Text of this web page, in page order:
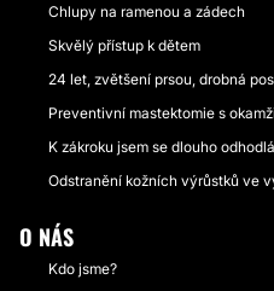
Chlupy na ramenou a zádech
Skvělý přístup k dětem
24 let, zvětšení prsou, drobná
Preventivní mastektomie s
K zákroku jsem se dlouho
Odstranění kožních výrůstků ve
O NÁS
Kdo jsme?